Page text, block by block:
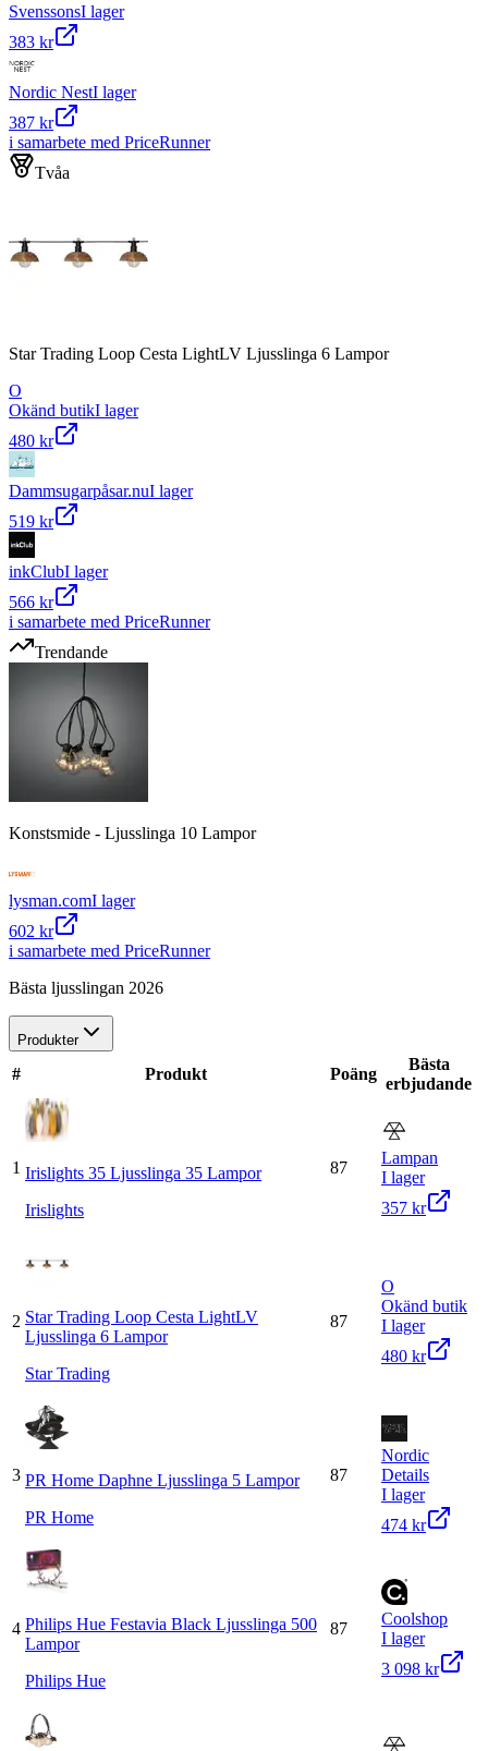
SvenssonsI lager
383 kr
Nordic NestI lager
387 kr
i samarbete med PriceRunner
Tvåa
Star Trading Loop Cesta LightLV Ljusslinga 6 Lampor
O
Okänd butikI lager
480 kr
Dammsugarpåsar.nuI lager
519 kr
inkClubI lager
566 kr
i samarbete med PriceRunner
Trendande
Konstsmide - Ljusslinga 10 Lampor
lysman.comI lager
602 kr
i samarbete med PriceRunner
Bästa ljusslingan 2026
Produkter
# Produkt Poäng
Bästa
erbjudande
1 Irislights 35 Ljusslinga 35 Lampor
Irislights
87
Lampan
I lager
357 kr
2 Star Trading Loop Cesta LightLV
Ljusslinga 6 Lampor
Star Trading
87
O
Okänd butik
I lager
480 kr
3 PR Home Daphne Ljusslinga 5 Lampor
PR Home
87
Nordic
Details
I lager
474 kr
4 Philips Hue Festavia Black Ljusslinga 500
Lampor
Philips Hue
87
Coolshop
I lager
3 098 kr